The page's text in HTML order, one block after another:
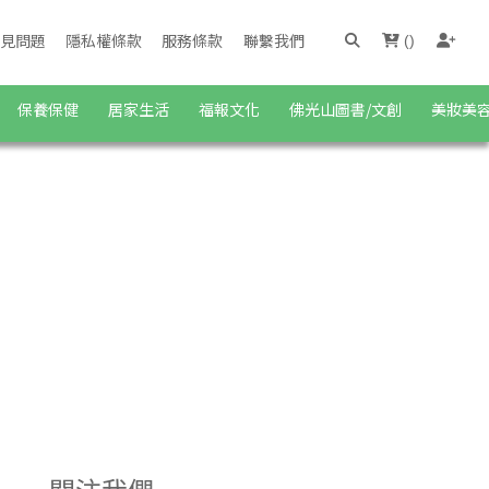
問題 隱私權條款 服務條款 聯繫我們 ()
保養保健 居家生活 福報文化 佛光山圖書/文創 美妝美